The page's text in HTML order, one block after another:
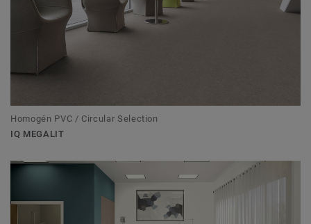
Homogén PVC / Circular Selection
IQ MEGALIT